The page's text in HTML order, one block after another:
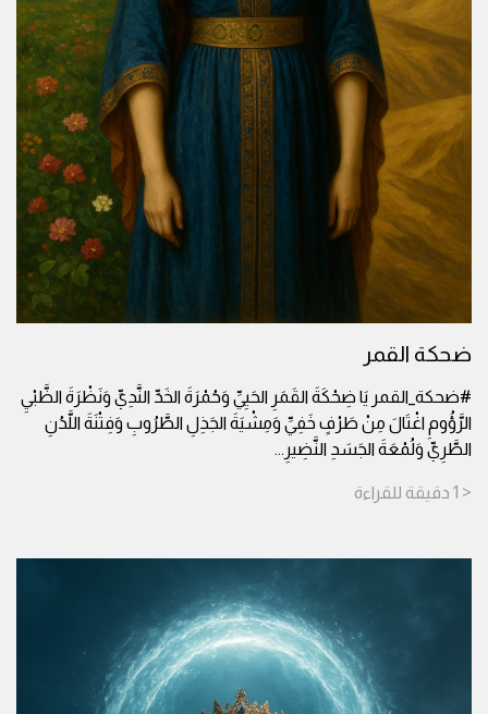
ضحكة القمر
#ضحكة_القمر يَا ضِحْكَةَ القَمَرِ الحَيِيِّ وَحُمْرَةَ الخَدِّ النَّدِيِّ وَنَظْرَةَ الظَّبْيِ
الرَّؤُومِ اغْتَالَ مِنْ طَرْفٍ خَفِيِّ وَمِشْيَةَ الجَذِلِ الطَّرُوبِ وَفِتْنَةَ اللَّدُنِ
الطَّرِيِّ وَلُمْعَةَ الجَسَدِ النَّضِيرِ ...
< 1 دقيقة للقراءة